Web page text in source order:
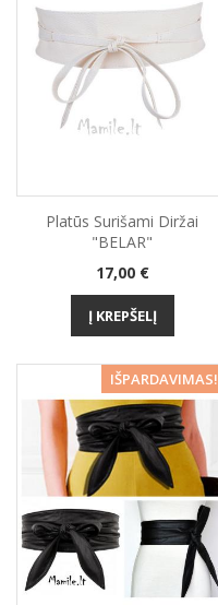
Platūs Surišami Diržai
"BELAR"
Kaina
17,00 €
Į KREPŠELĮ
−25%
IŠPARDAVIMAS!